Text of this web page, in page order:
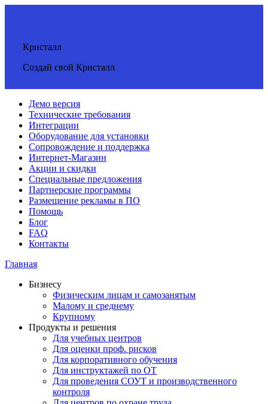
Кристалл
Создай свой Кристалл
Демо версия
Технические требования
Интеграции
Оборудование для установки
Сопровождение и поддержка
Интернет-Магазин
Акции и скидки
Специальные предложения
Партнерские программы
Размещение рекламы в ПО
Помощь
Блог
FAQ
Контакты
Главная
Бизнесу
Физическим лицам и самозанятым
Малому и среднему
Крупному
Продукты и решения
Для учебных центров
Для оценки проф. рисков
Для корпоративного обучения
Для инструктажей по ОТ
Для проведения СОУТ и производственного
контроля